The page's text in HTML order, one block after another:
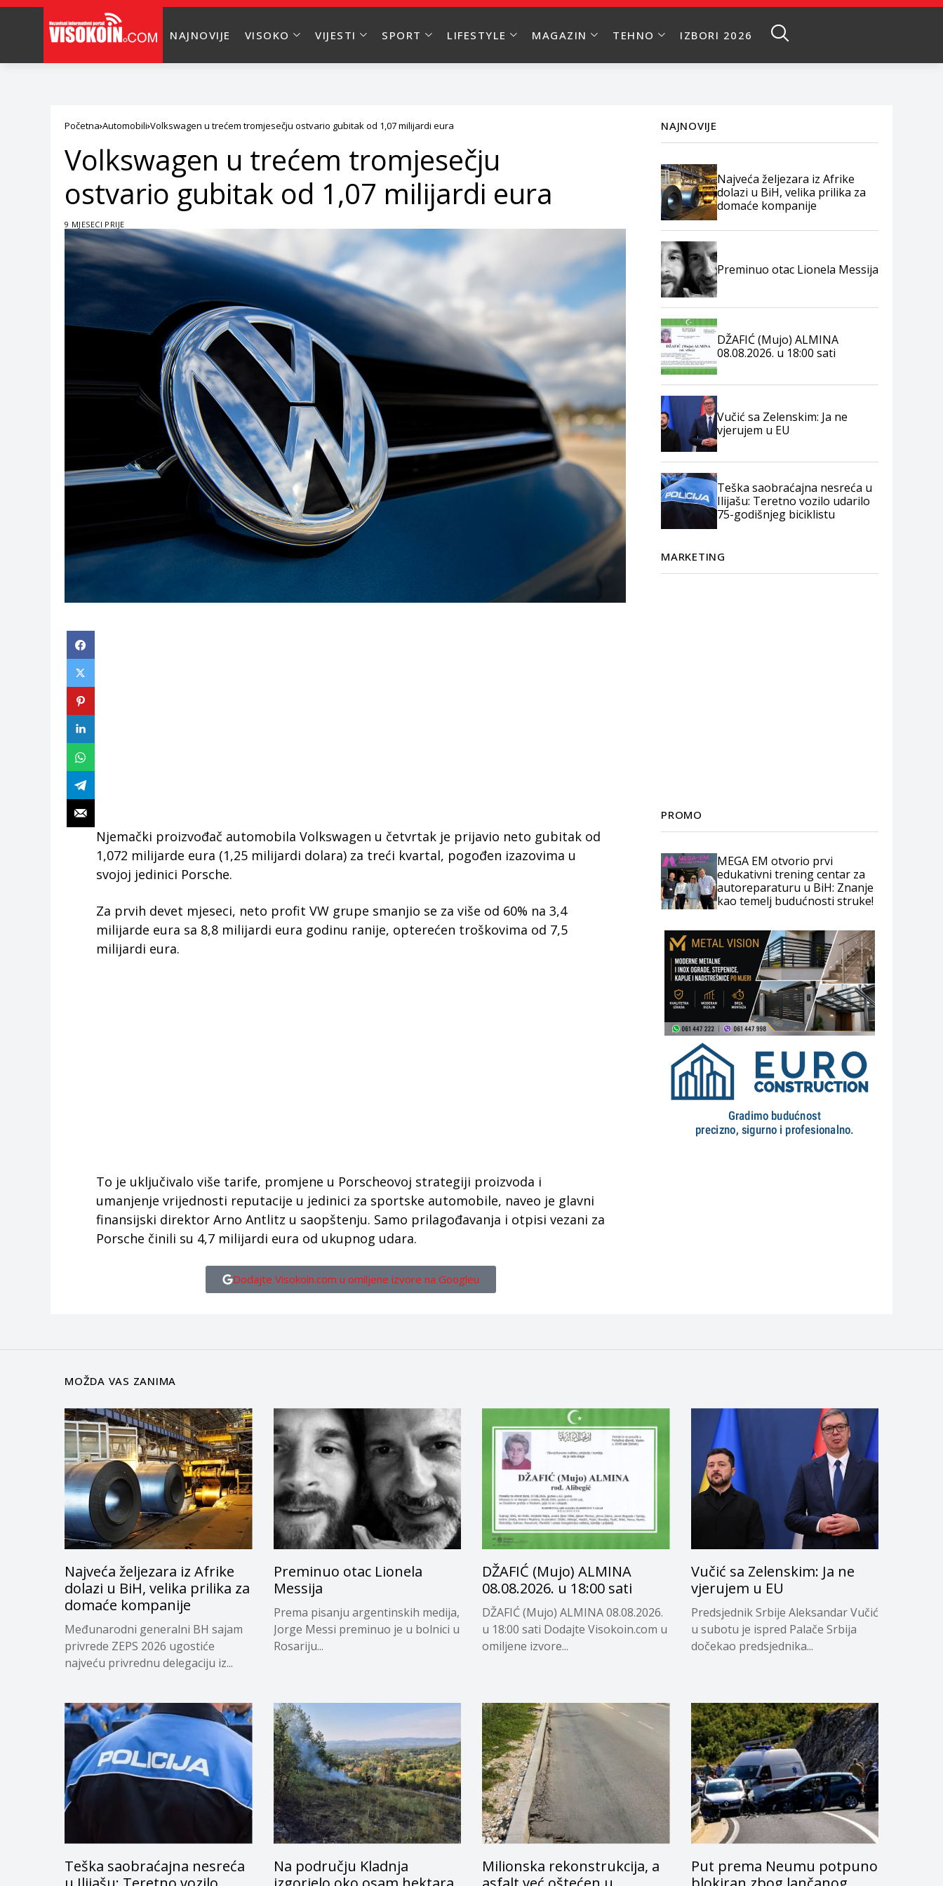
NAJNOVIJE VISOKO VIJESTI SPORT LIFESTYLE MAGAZIN TEHNO IZBORI 2026
Početna Automobili Volkswagen u trećem tromjesečju ostvario gubitak od 1,07 milijardi eura
Volkswagen u trećem tromjesečju
ostvario gubitak od 1,07 milijardi eura
9 MJESECI PRIJE
Njemački proizvođač automobila Volkswagen u četvrtak je prijavio neto gubitak od
1,072 milijarde eura (1,25 milijardi dolara) za treći kvartal, pogođen izazovima u
svojoj jedinici Porsche.
Za prvih devet mjeseci, neto profit VW grupe smanjio se za više od 60% na 3,4
milijarde eura sa 8,8 milijardi eura godinu ranije, opterećen troškovima od 7,5
milijardi eura.
To je uključivalo više tarife, promjene u Porscheovoj strategiji proizvoda i
umanjenje vrijednosti reputacije u jedinici za sportske automobile, naveo je glavni
finansijski direktor Arno Antlitz u saopštenju. Samo prilagođavanja i otpisi vezani za
Porsche činili su 4,7 milijardi eura od ukupnog udara.
Dodajte Visokoin.com u omiljene izvore na Googleu
NAJNOVIJE
Najveća željezara iz Afrike
dolazi u BiH, velika prilika za
domaće kompanije
Preminuo otac Lionela Messija
DŽAFIĆ (Mujo) ALMINA
08.08.2026. u 18:00 sati
Vučić sa Zelenskim: Ja ne
vjerujem u EU
Teška saobraćajna nesreća u
Ilijašu: Teretno vozilo udarilo
75-godišnjeg biciklistu
MARKETING
PROMO
MEGA EM otvorio prvi
edukativni trening centar za
autoreparaturu u BiH: Znanje
kao temelj budućnosti struke!
MOŽDA VAS ZANIMA
Najveća željezara iz Afrike
dolazi u BiH, velika prilika za
domaće kompanije
Međunarodni generalni BH sajam
privrede ZEPS 2026 ugostiće
najveću privrednu delegaciju iz...
Preminuo otac Lionela
Messija
Prema pisanju argentinskih medija,
Jorge Messi preminuo je u bolnici u
Rosariju...
DŽAFIĆ (Mujo) ALMINA
08.08.2026. u 18:00 sati
DŽAFIĆ (Mujo) ALMINA 08.08.2026.
u 18:00 sati Dodajte Visokoin.com u
omiljene izvore...
Vučić sa Zelenskim: Ja ne
vjerujem u EU
Predsjednik Srbije Aleksandar Vučić
u subotu je ispred Palače Srbija
dočekao predsjednika...
Teška saobraćajna nesreća
Na području Kladnja
Milionska rekonstrukcija, a
Put prema Neumu potpuno